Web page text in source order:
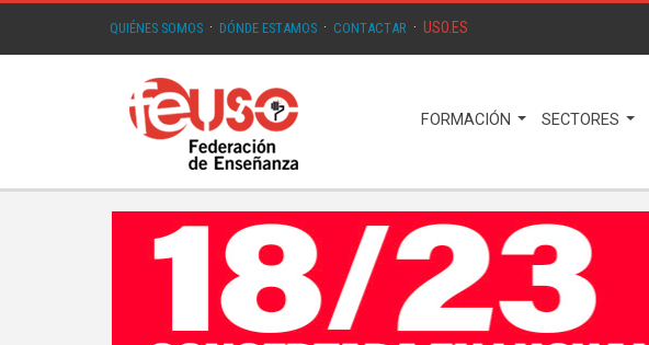
QUIÉNES SOMOS · DÓNDE ESTAMOS · CONTACTAR · USO.ES
FORMACIÓN SECTORES